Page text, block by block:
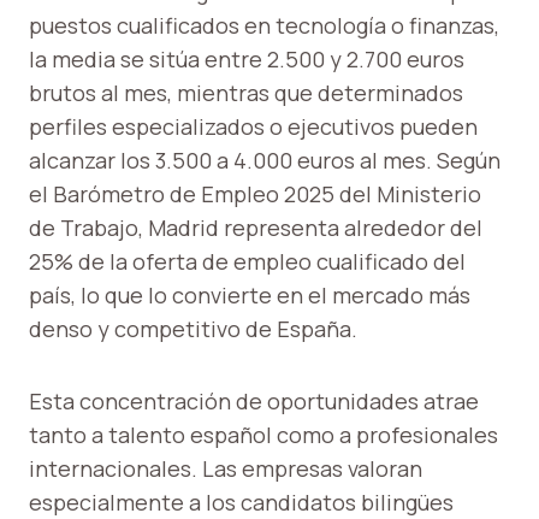
puestos cualificados en tecnología o finanzas,
la media se sitúa entre 2.500 y 2.700 euros
brutos al mes, mientras que determinados
perfiles especializados o ejecutivos pueden
alcanzar los 3.500 a 4.000 euros al mes. Según
el Barómetro de Empleo 2025 del Ministerio
de Trabajo, Madrid representa alrededor del
25% de la oferta de empleo cualificado del
país, lo que lo convierte en el mercado más
denso y competitivo de España.
Esta concentración de oportunidades atrae
tanto a talento español como a profesionales
internacionales. Las empresas valoran
especialmente a los candidatos bilingües